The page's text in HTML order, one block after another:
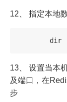
12、 指定本地
dir
13、 设置当本
及端口，在
步